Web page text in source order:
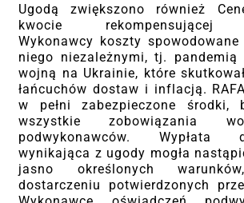
Ugodą zwiększono również
kwocie rekompensującej
Wykonawcy koszty
niego niezależnymi, tj. pandemią
wojną na Ukrainie, które
łańcuchów dostaw i inflacją.
w pełni zabezpieczone środki,
wszystkie zobowiązania
podwykonawców. Wypłata
wynikająca z ugody mogła
jasno określonych
dostarczeniu potwierdzonych